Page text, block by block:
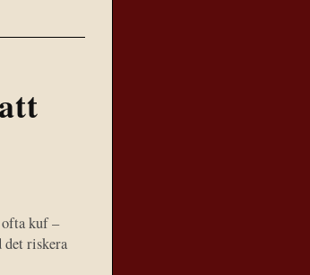
kuf –
riskera